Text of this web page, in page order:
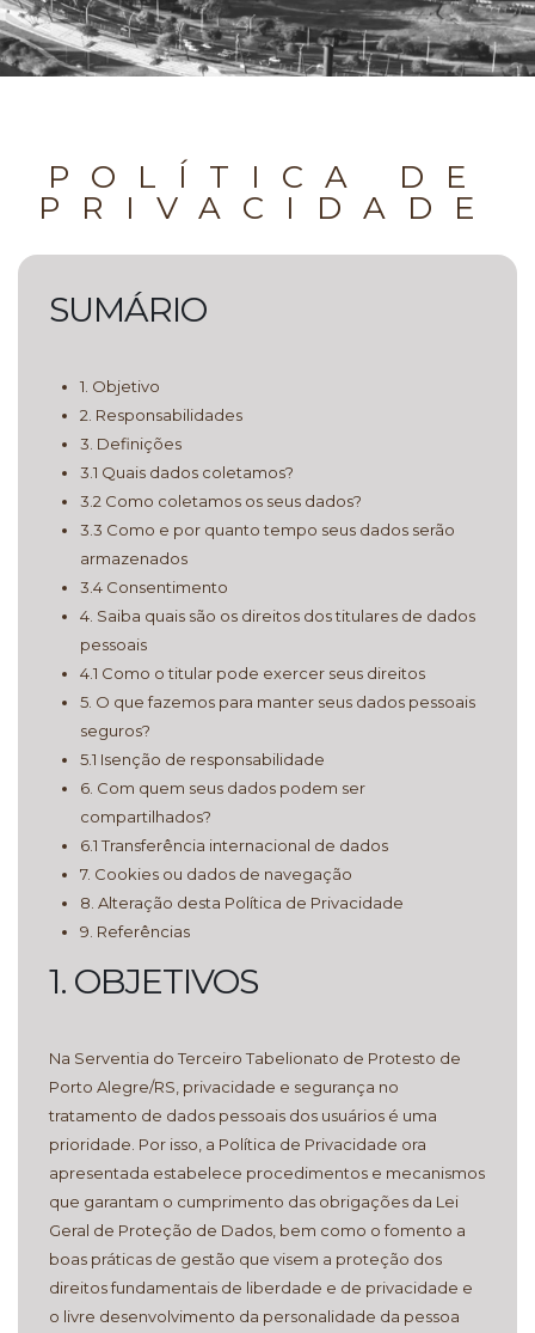
POLÍTICA DE
PRIVACIDADE
SUMÁRIO
1. Objetivo
2. Responsabilidades
3. Definições
3.1 Quais dados coletamos?
3.2 Como coletamos os seus dados?
3.3 Como e por quanto tempo seus dados serão
armazenados
3.4 Consentimento
4. Saiba quais são os direitos dos titulares de dados
pessoais
4.1 Como o titular pode exercer seus direitos
5. O que fazemos para manter seus dados pessoais
seguros?
5.1 Isenção de responsabilidade
6. Com quem seus dados podem ser
compartilhados?
6.1 Transferência internacional de dados
7. Cookies ou dados de navegação
8. Alteração desta Política de Privacidade
9. Referências
1. OBJETIVOS
Na Serventia do Terceiro Tabelionato de Protesto de
Porto Alegre/RS, privacidade e segurança no
tratamento de dados pessoais dos usuários é uma
prioridade. Por isso, a Política de Privacidade ora
apresentada estabelece procedimentos e mecanismos
que garantam o cumprimento das obrigações da Lei
Geral de Proteção de Dados, bem como o fomento a
boas práticas de gestão que visem a proteção dos
direitos fundamentais de liberdade e de privacidade e
o livre desenvolvimento da personalidade da pessoa